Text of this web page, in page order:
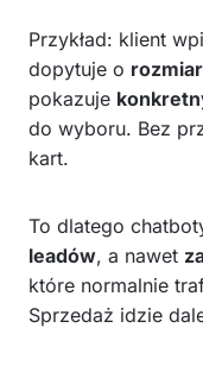
Przykład: klient
dopytuje o
pokazuje
do wyboru. Bez
kart.
To dlatego
leadów, a nawet
które normalnie
Sprzedaż idzie